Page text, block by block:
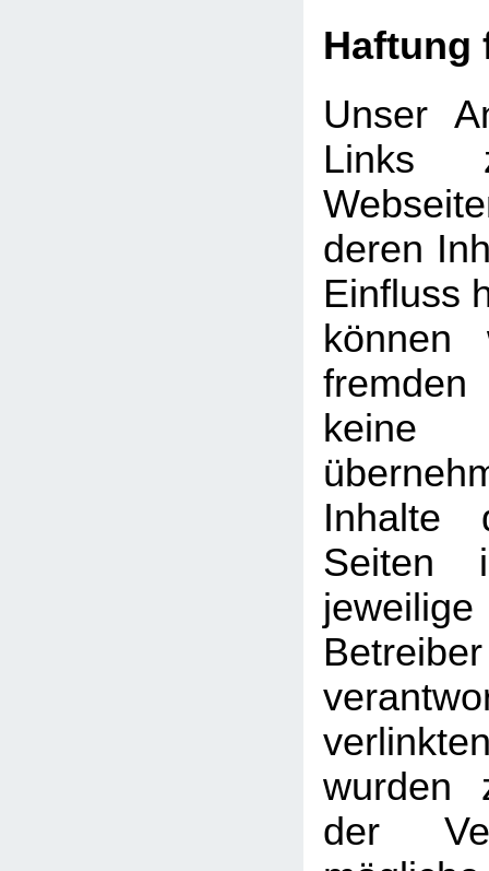
Haftung
Unser
Links
deren
Einfluss
Inhalte
Seiten
wurden
der